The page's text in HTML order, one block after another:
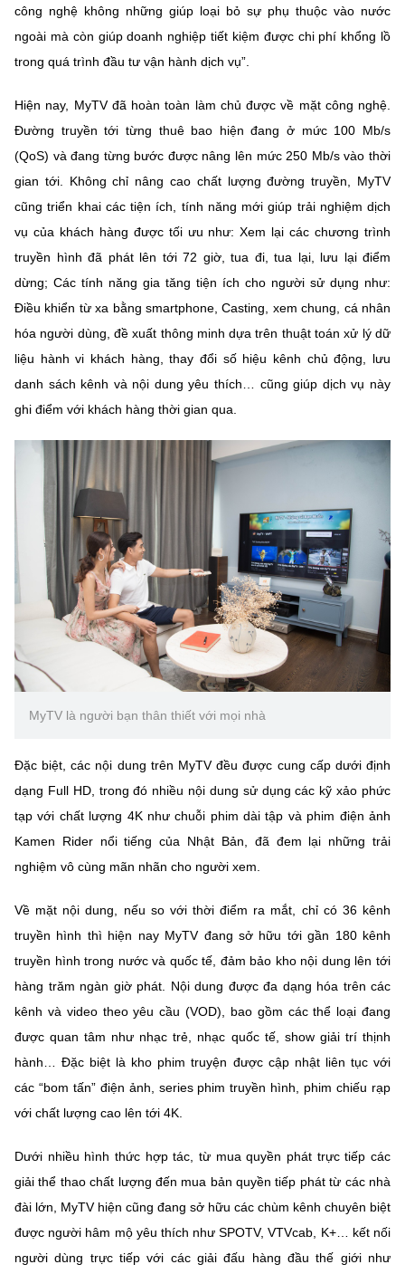
công nghệ không những giúp loại bỏ sự phụ thuộc vào nước
ngoài mà còn giúp doanh nghiệp tiết kiệm được chi phí khổng lồ
trong quá trình đầu tư vận hành dịch vụ”.
Hiện nay, MyTV đã hoàn toàn làm chủ được về mặt công nghệ.
Đường truyền tới từng thuê bao hiện đang ở mức 100 Mb/s
(QoS) và đang từng bước được nâng lên mức 250 Mb/s vào thời
gian tới. Không chỉ nâng cao chất lượng đường truyền, MyTV
cũng triển khai các tiện ích, tính năng mới giúp trải nghiệm dịch
vụ của khách hàng được tối ưu như: Xem lại các chương trình
truyền hình đã phát lên tới 72 giờ, tua đi, tua lại, lưu lại điểm
dừng; Các tính năng gia tăng tiện ích cho người sử dụng như:
Điều khiển từ xa bằng smartphone, Casting, xem chung, cá nhân
hóa người dùng, đề xuất thông minh dựa trên thuật toán xử lý dữ
liệu hành vi khách hàng, thay đổi số hiệu kênh chủ động, lưu
danh sách kênh và nội dung yêu thích… cũng giúp dịch vụ này
ghi điểm với khách hàng thời gian qua.
MyTV là người bạn thân thiết với mọi nhà
Đặc biệt, các nội dung trên MyTV đều được cung cấp dưới định
dạng Full HD, trong đó nhiều nội dung sử dụng các kỹ xảo phức
tạp với chất lượng 4K như chuỗi phim dài tập và phim điện ảnh
Kamen Rider nổi tiếng của Nhật Bản, đã đem lại những trải
nghiệm vô cùng mãn nhãn cho người xem.
Về mặt nội dung, nếu so với thời điểm ra mắt, chỉ có 36 kênh
truyền hình thì hiện nay MyTV đang sở hữu tới gần 180 kênh
truyền hình trong nước và quốc tế, đảm bảo kho nội dung lên tới
hàng trăm ngàn giờ phát. Nội dung được đa dạng hóa trên các
kênh và video theo yêu cầu (VOD), bao gồm các thể loại đang
được quan tâm như nhạc trẻ, nhạc quốc tế, show giải trí thịnh
hành… Đặc biệt là kho phim truyện được cập nhật liên tục với
các “bom tấn” điện ảnh, series phim truyền hình, phim chiếu rạp
với chất lượng cao lên tới 4K.
Dưới nhiều hình thức hợp tác, từ mua quyền phát trực tiếp các
giải thể thao chất lượng đến mua bản quyền tiếp phát từ các nhà
đài lớn, MyTV hiện cũng đang sở hữu các chùm kênh chuyên biệt
được người hâm mộ yêu thích như SPOTV, VTVcab, K+… kết nối
người dùng trực tiếp với các giải đấu hàng đầu thế giới như